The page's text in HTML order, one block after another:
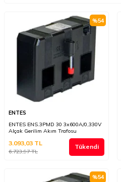
%54
ENTES
ENTES ENS.3PMD 30 3x600A/0,330V
Alçak Gerilim Akım Trafosu
6.723,97TL
3.093,03 TL Tükendi
%54